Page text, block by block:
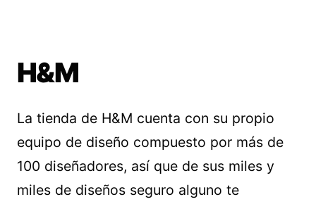
H&M
La tienda de H&M cuenta con su propio
equipo de diseño compuesto por más de
100 diseñadores, así que de sus miles y
miles de diseños seguro alguno te